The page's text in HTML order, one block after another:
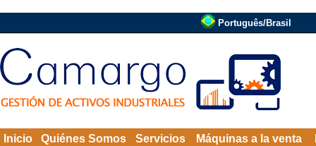
Português/Brasil
Inicio Quiénes Somos Servicios Máquinas a la venta